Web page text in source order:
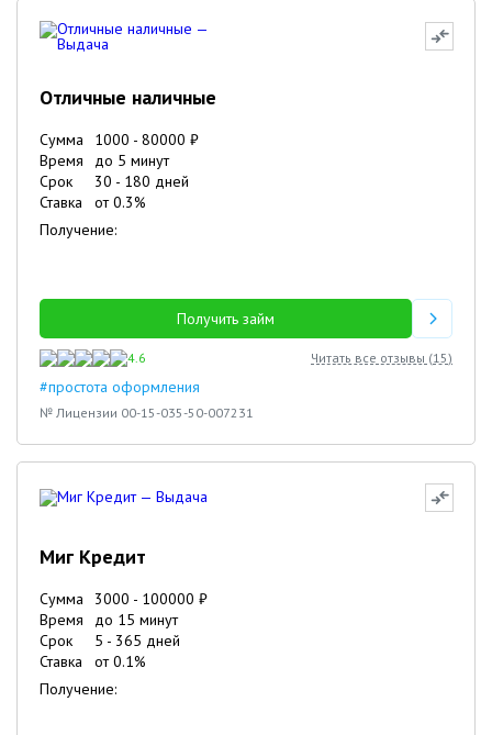
Отличные наличные
Сумма 1000 - 80000 ₽
Время
до 5 минут
Срок
30 - 180 дней
Ставка
от0.3%
Получение:
Получить займ
4.6 Читать все отзывы (15)
#простота оформления
№ Лицензии 00-15-035-50-007231
Миг Кредит
Сумма 3000 - 100000 ₽
Время
до 15 минут
Срок
5 - 365 дней
Ставка
от0.1%
Получение: